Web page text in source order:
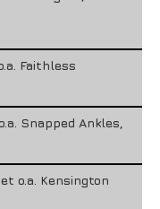
Faithless
Snapped Ankles,
o.a. Kensington